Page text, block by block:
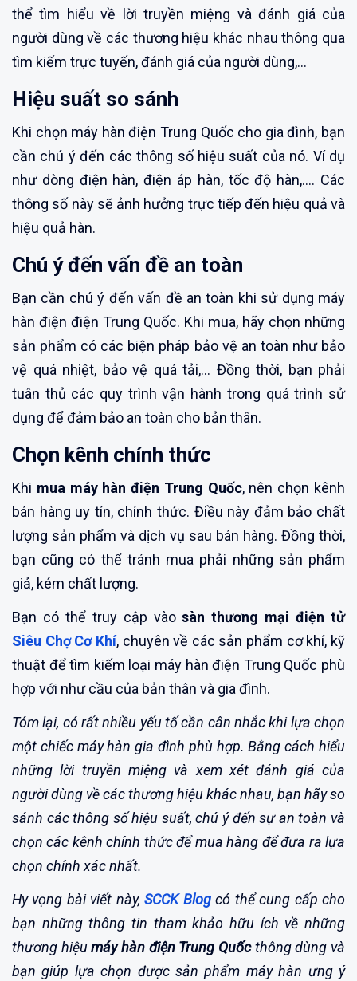
thể tìm hiểu về lời truyền miệng và đánh giá của
người dùng về các thương hiệu khác nhau thông qua
tìm kiếm trực tuyến, đánh giá của người dùng,...
Hiệu suất so sánh
Khi chọn máy hàn điện Trung Quốc cho gia đình, bạn
cần chú ý đến các thông số hiệu suất của nó. Ví dụ
như dòng điện hàn, điện áp hàn, tốc độ hàn,.... Các
thông số này sẽ ảnh hưởng trực tiếp đến hiệu quả và
hiệu quả hàn.
Chú ý đến vấn đề an toàn
Bạn cần chú ý đến vấn đề an toàn khi sử dụng máy
hàn điện điện Trung Quốc. Khi mua, hãy chọn những
sản phẩm có các biện pháp bảo vệ an toàn như bảo
vệ quá nhiệt, bảo vệ quá tải,... Đồng thời, bạn phải
tuân thủ các quy trình vận hành trong quá trình sử
dụng để đảm bảo an toàn cho bản thân.
Chọn kênh chính thức
Khi mua máy hàn điện Trung Quốc, nên chọn kênh
bán hàng uy tín, chính thức. Điều này đảm bảo chất
lượng sản phẩm và dịch vụ sau bán hàng. Đồng thời,
bạn cũng có thể tránh mua phải những sản phẩm
giả, kém chất lượng.
Bạn có thể truy cập vàosàn thương mại điện tử
Siêu Chợ Cơ Khí, chuyên về các sản phẩm cơ khí, kỹ
thuật để tìm kiếm loại máy hàn điện Trung Quốc phù
hợp với như cầu của bản thân và gia đình.
Tóm lại, có rất nhiều yếu tố cần cân nhắc khi lựa chọn
một chiếc máy hàn gia đình phù hợp. Bằng cách hiểu
những lời truyền miệng và xem xét đánh giá của
người dùng về các thương hiệu khác nhau, bạn hãy so
sánh các thông số hiệu suất, chú ý đến sự an toàn và
chọn các kênh chính thức để mua hàng để đưa ra lựa
chọn chính xác nhất.
Hy vọng bài viết này, SCCK Blogcó thể cung cấp cho
bạn những thông tin tham khảo hữu ích về những
thương hiệumáy hàn điện Trung Quốcthông dùng và
bạn giúp lựa chọn được sản phẩm máy hàn ưng ý